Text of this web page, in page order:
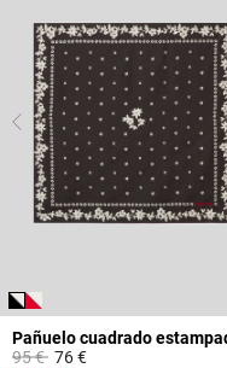
Pañuelo cuadrado
Price reduced from
95 €to76 €